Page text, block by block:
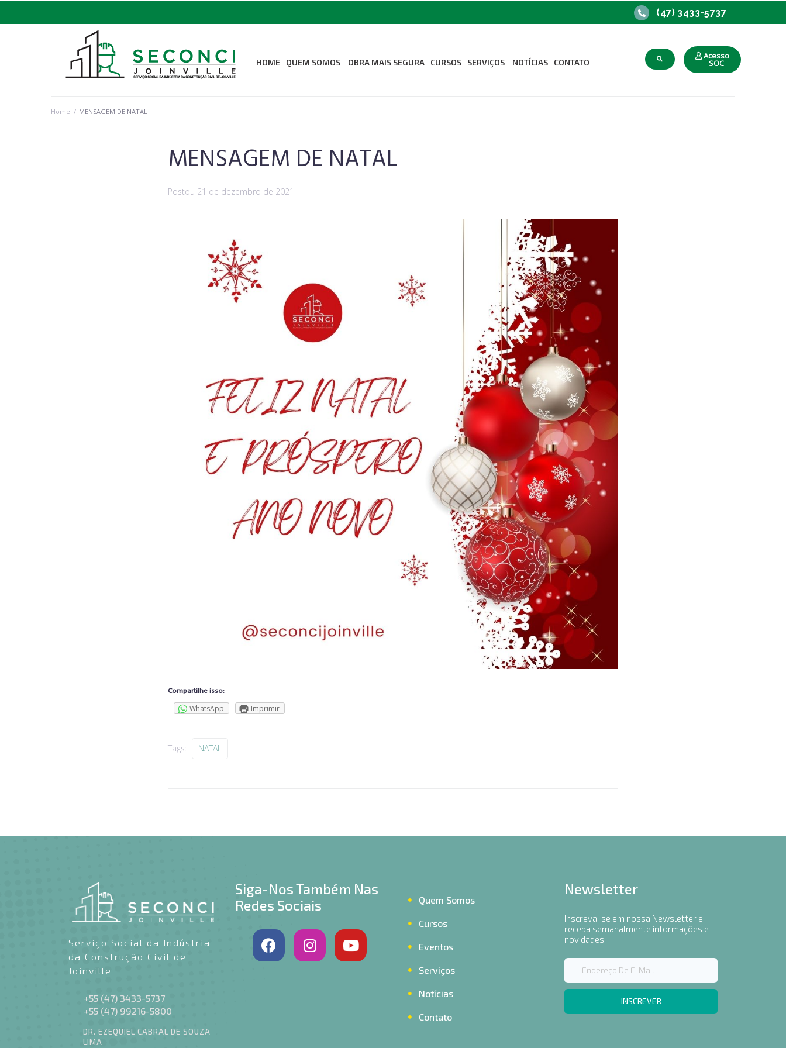
(47) 3433-5737
HOME QUEM SOMOS
Associe-se ao Seconci
OBRA MAIS SEGURA CURSOS SERVIÇOS NOTÍCIAS CONTATO
Acesso
SOC
Home / MENSAGEM DE NATAL
MENSAGEM DE NATAL
Postou 21 de dezembro de 2021
Compartilhe isso:
WhatsApp Imprimir
Tags: NATAL
Serviço Social da Indústria
da Construção Civil de
Joinville
+55 (47) 3433-5737
+55 (47) 99216-5800
DR. EZEQUIEL CABRAL DE SOUZA
LIMA
Siga-Nos Também Nas
Redes Sociais
Quem Somos
Cursos
Eventos
Serviços
Notícias
Contato
Newsletter
Inscreva-se em nossa Newsletter e
receba semanalmente informações e
novidades.
INSCREVER